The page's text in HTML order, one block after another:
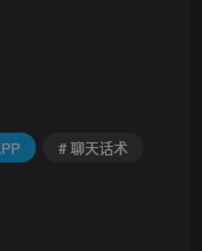
# 聊天话术